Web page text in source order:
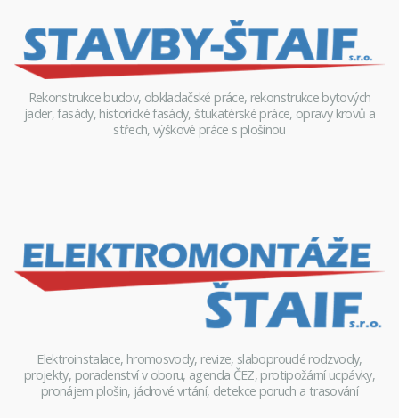
Rekonstrukce budov, obkladačské práce, rekonstrukce bytových
jader, fasády, historické fasády, štukatérské práce, opravy krovů a
střech, výškové práce s plošinou
Elektroinstalace, hromosvody, revize, slaboproudé rodzvody,
projekty, poradenství v oboru, agenda ČEZ, protipožární ucpávky,
pronájem plošin, jádrové vrtání, detekce poruch a trasování